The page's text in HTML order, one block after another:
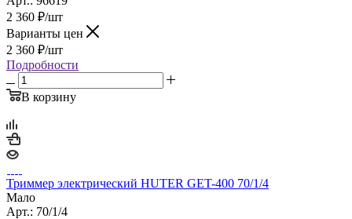
2 360 ₽/шт
Варианты цен
2 360 ₽/шт
Подробности
В корзину
Триммер электрический HUTER GET-400 70/1/4
Мало
Арт.: 70/1/4